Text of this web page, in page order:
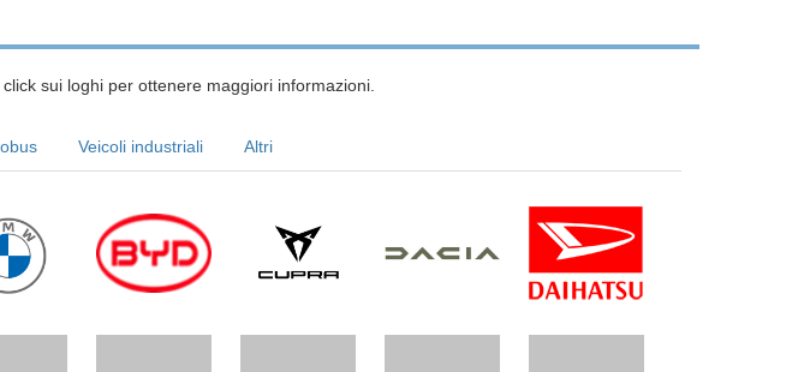
sui loghi per ottenere maggiori informazioni.
Veicoli industriali Altri